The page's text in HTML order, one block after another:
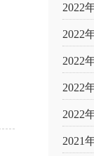
2022
2022
2022
2022
2022
2021